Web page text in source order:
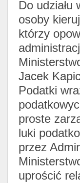
Do
osoby
którzy
Jacek
Podatki
proste
luki
przez
uprościć